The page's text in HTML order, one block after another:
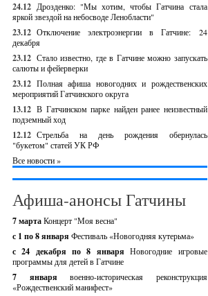
24.12 Дрозденко: "Мы хотим, чтобы Гатчина стала
яркой звездой на небосводе Ленобласти"
23.12 Отключение электроэнергии в Гатчине: 24
декабря
23.12 Стало известно, где в Гатчине можно запускать
салюты и фейерверки
23.12 Полная афиша новогодних и рождественских
мероприятий Гатчинского округа
13.12 В Гатчинском парке найден ранее неизвестный
подземный ход
12.12 Стрельба на день рождения обернулась
"букетом" статей УК РФ
Все новости »
Афиша-анонсы Гатчины
7 мартаКонцерт "Моя весна"
с 1 по 8 января Фестиваль «Новогодняя кутерьма»
с 24 декабря по 8 январяНовогодние игровые
программы для детей в Гатчине
7 январявоенно-историческая реконструкция
«Рождественский манифест»